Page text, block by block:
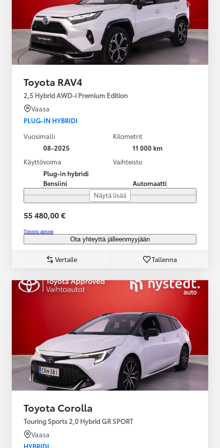
Toyota RAV4
2,5 Hybrid AWD-i Premium Edition
Vaasa
PLUG-IN HYBRIDI
Vuosimalli
08-2025
Kilometrit
11 000 km
Käyttövoima
Plug-in hybridi
Bensiini
Vaihteisto
Automaatti
Näytä lisää
55 480,00 €
Tutustu autoon
Ota yhteyttä jälleenmyyjään
Vertaile Tallenna
Toyota Corolla
Touring Sports 2,0 Hybrid GR SPORT
Vaasa
HYBRIDI